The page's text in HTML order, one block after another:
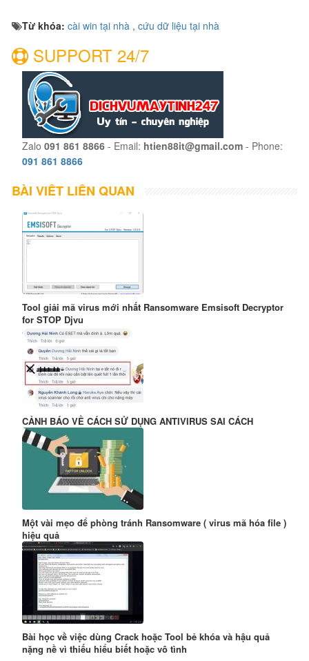
Từ khóa: cài win tại nhà , cứu dữ liệu tại nhà
SUPPORT 24/7
Zalo 091 861 8866 - Email: htien88it@gmail.com - Phone:
091 861 8866
BÀI VIẾT LIÊN QUAN
Tool giải mã virus mới nhất Ransomware Emsisoft Decryptor
for STOP Djvu
CẢNH BÁO VỀ CÁCH SỬ DỤNG ANTIVIRUS SAI CÁCH
Một vài mẹo để phòng tránh Ransomware ( virus mã hóa file )
hiệu quả
Bài học về việc dùng Crack hoặc Tool bẻ khóa và hậu quả
nặng nề vì thiếu hiểu biết hoặc vô tình